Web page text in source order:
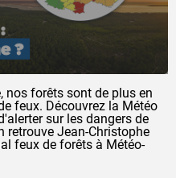
nos forêts sont de plus en
feux. Découvrez la Météo
sur les dangers de
retrouve Jean-Christophe
feux de forêts à Météo-